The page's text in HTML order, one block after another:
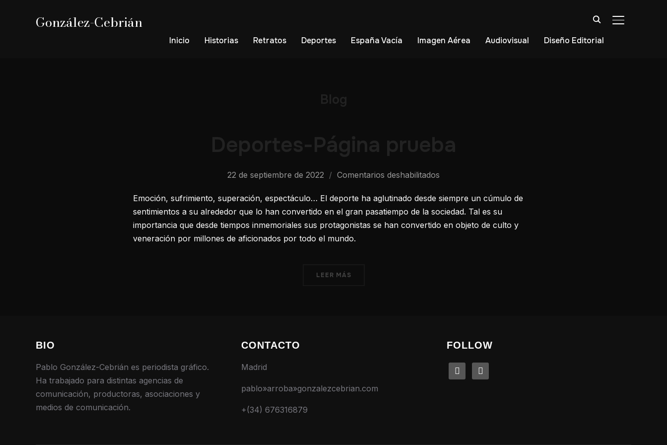
González-Cebrián ALTERNAR
Inicio Historias Retratos Deportes España Vacía Imagen Aérea Audiovisual Diseño Editorial
22 de septiembre de 2022 Comentarios deshabilitados
Emoción, sufrimiento, superación, espectáculo… El deporte ha aglutinado desde siempre un cúmulo de
sentimientos a su alrededor que lo han convertido en el gran pasatiempo de la sociedad. Tal es su
importancia que desde tiempos inmemoriales sus protagonistas se han convertido en objeto de culto y
veneración por millones de aficionados por todo el mundo.
LEER MÁS
BIO
Pablo González-Cebrián es periodista gráfico.
Ha trabajado para distintas agencias de
comunicación, productoras, asociaciones y
medios de comunicación.
CONTACTO
Madrid
pablo»arroba»gonzalezcebrian.com
+(34) 676316879
FOLLOW
linkedin instagram